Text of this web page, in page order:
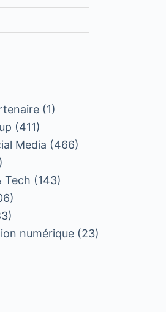
(1)
(411)
Media (466)
Tech (143)
numérique(23)